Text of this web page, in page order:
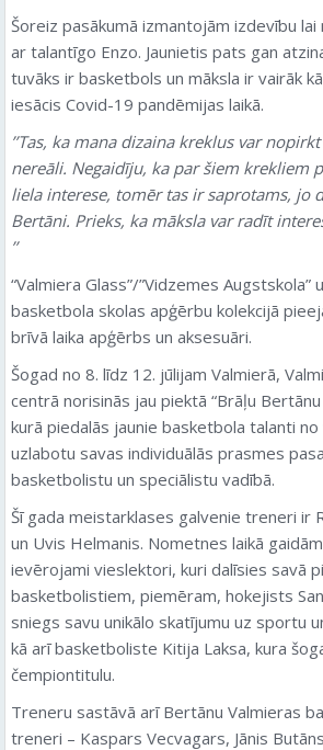
Šoreiz pasākumā izmantojām izdevību
ar talantīgo Enzo. Jaunietis pats gan
tuvāks ir basketbols un māksla ir vairāk
iesācis Covid-19 pandēmijas laikā.
’’Tas, ka mana dizaina kreklus var
nereāli. Negaidīju, ka par šiem krekliem
liela interese, tomēr tas ir saprotams, jo
Bertāni. Prieks, ka māksla var radīt
’’
“Valmiera Glass”/”Vidzemes Augstskola”
basketbola skolas apģērbu kolekcijā
brīvā laika apģērbs un aksesuāri.
Šogad no 8. līdz 12. jūlijam Valmierā,
centrā norisinās jau piektā “Brāļu
kurā piedalās jaunie basketbola talanti no
uzlabotu savas individuālās prasmes
basketbolistu un speciālistu vadībā.
Šī gada meistarklases galvenie treneri ir
un Uvis Helmanis. Nometnes laikā
ievērojami vieslektori, kuri dalīsies savā
basketbolistiem, piemēram, hokejists
sniegs savu unikālo skatījumu uz sportu
kā arī basketboliste Kitija Laksa, kura
čempiontitulu.
Treneru sastāvā arī Bertānu Valmieras
treneri – Kaspars Vecvagars, Jānis